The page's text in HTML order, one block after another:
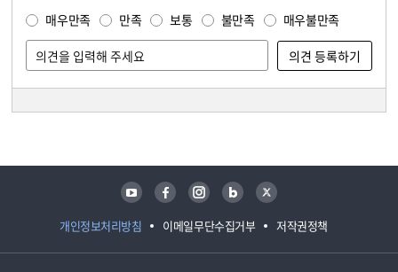
매우만족 만족 보통 불만족 매우불만족
개인정보처리방침 이메일무단수집거부 저작권정책
유튜브 페이스북 인스타그램 블로그 트위터